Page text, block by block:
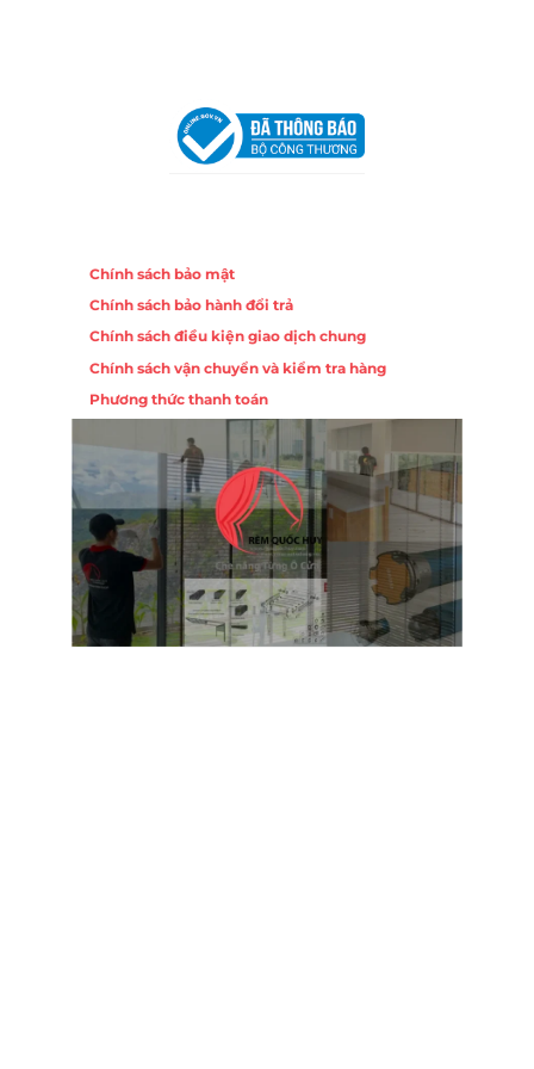
Chính sách bảo mật
Chính sách bảo hành đổi trả
Chính sách điều kiện giao dịch chung
Chính sách vận chuyển và kiểm tra hàng
Phương thức thanh toán